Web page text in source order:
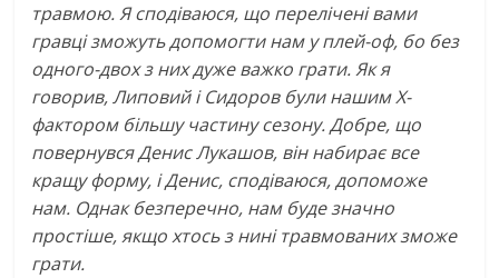
травмою. Я сподіваюся, що перелічені вами
гравці зможуть допомогти нам у плей-оф, бо без
одного-двох з них дуже важко грати. Як я
говорив, Липовий і Сидоров були нашим Х-
фактором більшу частину сезону. Добре, що
повернувся Денис Лукашов, він набирає все
кращу форму, і Денис, сподіваюся, допоможе
нам. Однак безперечно, нам буде значно
простіше, якщо хтось з нині травмованих зможе
грати.